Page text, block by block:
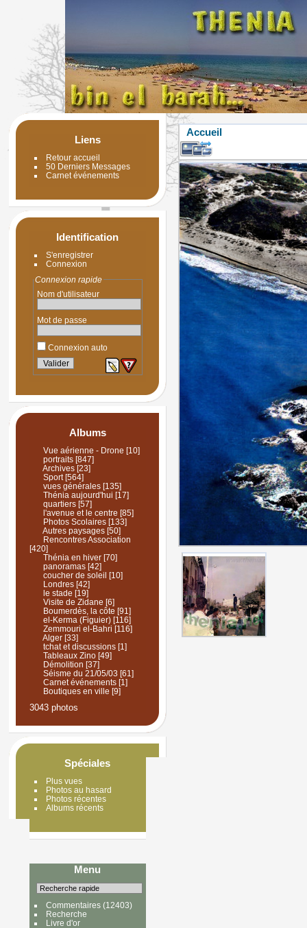
Liens
Retour accueil
50 Derniers Messages
Carnet événements
Identification
S'enregistrer
Connexion
Connexion rapide
Nom d'utilisateur
Mot de passe
Connexion auto
Albums
Vue aérienne - Drone [10]
portraits[847]
Archives [23]
Sport[564]
vues générales[135]
Thénia aujourd'hui [17]
quartiers[57]
l'avenue et le centre [85]
Photos Scolaires[133]
Autres paysages[50]
Rencontres Association
[420]
Thénia en hiver[70]
panoramas[42]
coucher de soleil [10]
Londres[42]
le stade [19]
Visite de Zidane [6]
Boumerdès, la côte [91]
el-Kerma (Figuier)[116]
Zemmouri el-Bahri [116]
Alger[33]
tchat et discussions[1]
Tableaux Zino[49]
Démolition [37]
Séisme du 21/05/03 [61]
Carnet événements[1]
Boutiques en ville [9]
3043 photos
Spéciales
Plus vues
Photos au hasard
Photos récentes
Albums récents
Menu
Commentaires(12403)
Recherche
Livre d'or
Accueil